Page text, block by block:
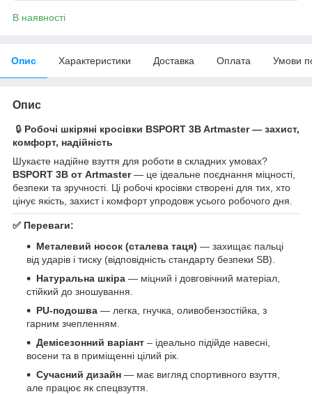
В наявності
Опис Характеристики Доставка Оплата Умови
Опис
🔒 Робочі шкіряні кросівки BSPORT 3B Artmaster — захист,
комфорт, надійність
Шукаєте надійне взуття для роботи в складних умовах?
BSPORT 3B от Artmaster— це ідеальне поєднання міцності,
безпеки та зручності. Ці робочі кросівки створені для тих, хто
цінує якість, захист і комфорт упродовж усього робочого дня.
✅ Переваги:
Металевий носок (сталева таця) — захищає пальці
від ударів і тиску (відповідність стандарту безпеки SB).
Натуральна шкіра — міцний і довговічний матеріал,
стійкий до зношування.
PU-подошва — легка, гнучка, оливобензостійка, з
гарним зчепленням.
Демісезонний варіант – ідеально підійде навесні,
восени та в приміщенні цілий рік.
Сучасний дизайн — має вигляд спортивного взуття,
але працює як спецвзуття.